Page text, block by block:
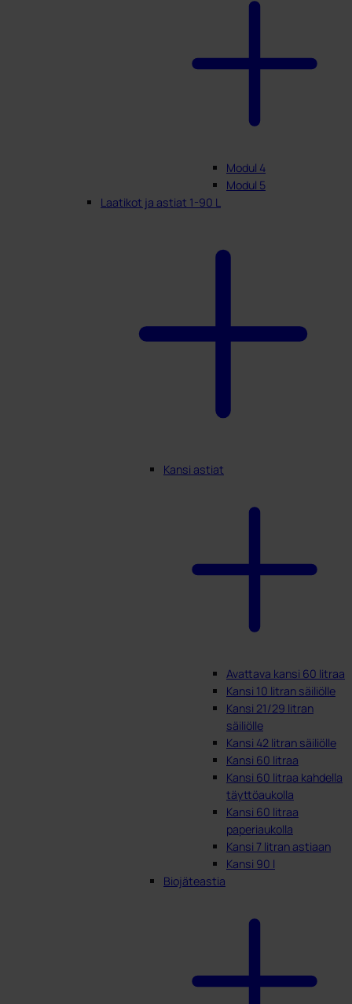
Modul 4
Modul 5
Laatikot ja astiat 1-90 L
Kansi astiat
Avattava kansi 60 litraa
Kansi 10 litran säiliölle
Kansi 21/29 litran
säiliölle
Kansi 42 litran säiliölle
Kansi 60 litraa
Kansi 60 litraa kahdella
täyttöaukolla
Kansi 60 litraa
paperiaukolla
Kansi 7 litran astiaan
Kansi 90 l
Biojäteastia